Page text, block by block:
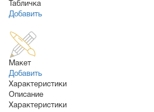
Табличка
Добавить
Макет
Добавить
Характеристики
Описание
Характеристики